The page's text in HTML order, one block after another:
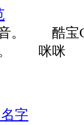
音。 酷
。 咪咪
字